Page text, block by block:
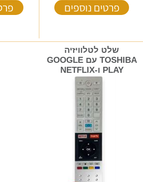
פרטים נוספים
שלט לטלוויזיה
TOSHIBA עם GOOGLE
PLAY ו-NETFLIX